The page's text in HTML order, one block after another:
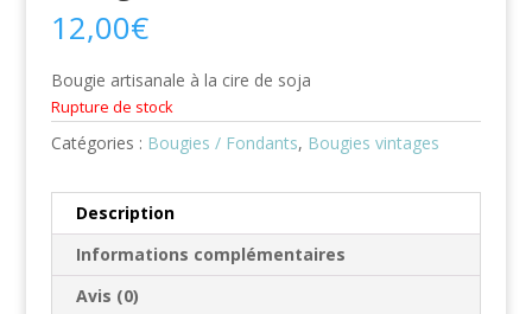
12,00€
Bougie artisanale à la cire de soja
Rupture de stock
Catégories : Bougies / Fondants, Bougies vintages
Description
Informations complémentaires
Avis (0)